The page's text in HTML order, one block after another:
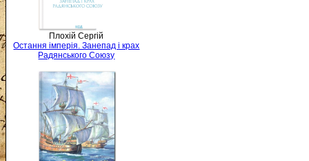
Плохій Сергій
Остання імперія. Занепад і крах
Радянського Союзу